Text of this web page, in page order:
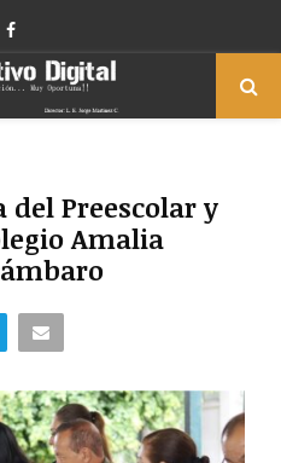
Facebook
del Preescolar y
Amalia